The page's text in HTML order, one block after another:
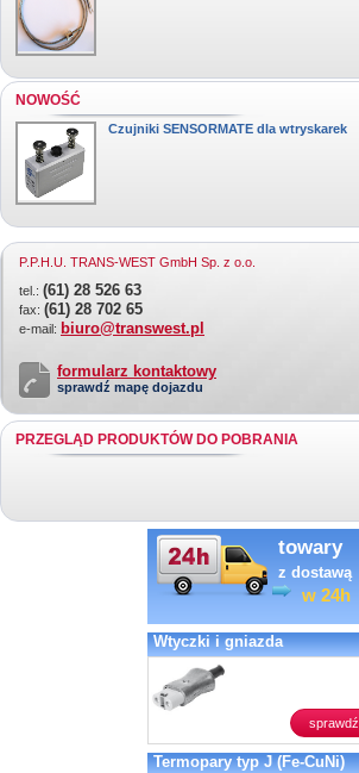
NOWOŚĆ
Czujniki SENSORMATE dla wtryskarek
P.P.H.U. TRANS-WEST GmbH Sp. z o.o.
tel.: (61) 28 526 63
fax: (61) 28 702 65
e-mail: biuro@transwest.pl
formularz kontaktowy
sprawdź mapę dojazdu
PRZEGLĄD PRODUKTÓW DO POBRANIA
towary
z dostawą
w 24h
Wtyczki i gniazda
sprawdź
Termopary typ J (Fe-CuNi)